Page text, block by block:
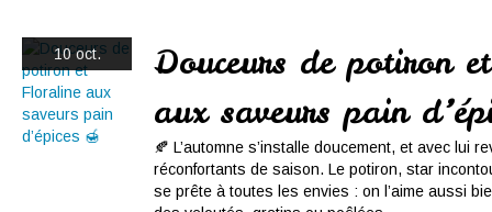
10 oct.
Douceurs de potiron
aux saveurs pain
🍂 L’automne s’installe doucement, et avec lui
réconfortants de saison. Le potiron, star
se prête à toutes les envies : on l’aime aussi